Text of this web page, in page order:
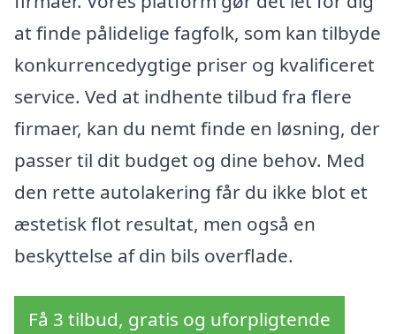
at finde pålidelige fagfolk, som kan tilbyde
konkurrencedygtige priser og kvalificeret
service. Ved at indhente tilbud fra flere
firmaer, kan du nemt finde en løsning, der
passer til dit budget og dine behov. Med
den rette autolakering får du ikke blot et
æstetisk flot resultat, men også en
beskyttelse af din bils overflade.
Få 3 tilbud, gratis og uforpligtende